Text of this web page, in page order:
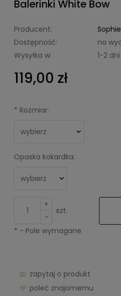
Balerinki White Bow
Producent:
Dostępność:
na
Wysyłka w:
1-2
119,00 zł
* Rozmiar:
Opaska kokardka:
+
-
szt.
* - Pole wymagane
zapytaj o produkt
poleć znajomemu